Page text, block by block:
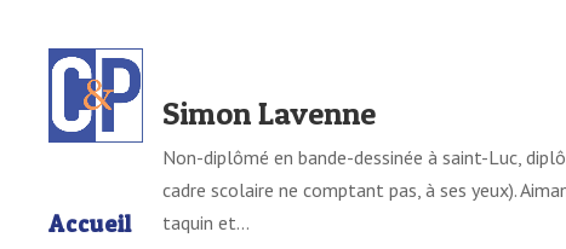
Accueil
Simon Lavenne
Non-diplômé en bande-dessinée à saint-Luc,
cadre scolaire ne comptant pas, à ses yeux).
taquin et...